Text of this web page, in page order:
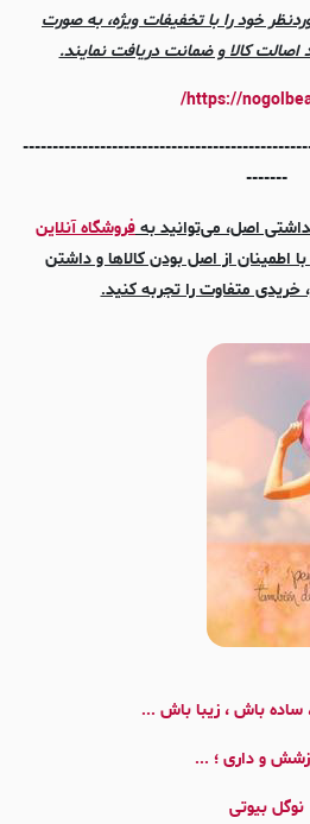
خود را با تخفیفات ویژه، به صورت
اصالت کالا و ضمانت دریافت نمایند.
https://
-------
اصل، می‌توانید بهفروشگاه آنلاین
اطمینان از اصل بودن کالاها و داشتن
خریدی متفاوت را تجربه کنید.
باش ، زیبا باش ...
و داری ؛ ...
نوگل بیوتی